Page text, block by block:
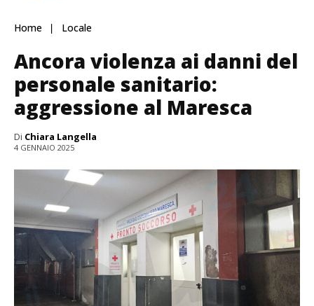
Il monastero delle oblate (ph. Salvatore Paternoster)
Home Locale
Ancora violenza ai danni del
personale sanitario:
aggressione al Maresca
Di Chiara Langella
4 GENNAIO 2025